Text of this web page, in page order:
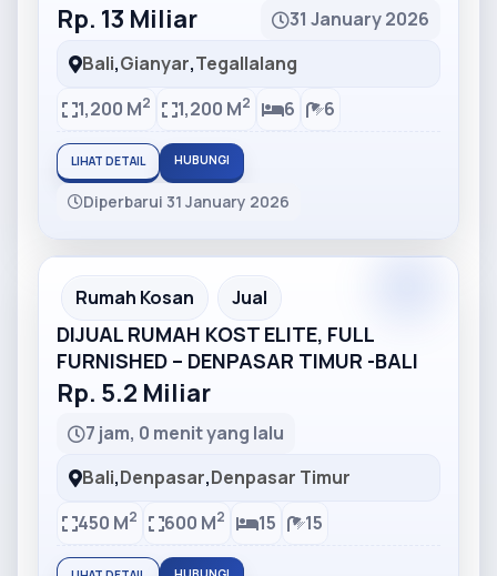
Rp. 13 Miliar
31 January 2026
Bali,Gianyar,Tegallalang
1,200 M2 1,200 M2 6 6
LIHAT DETAIL HUBUNGI
Diperbarui 31 January 2026
Partner Ad
Rumah Kosan Jual
DIJUAL RUMAH KOST ELITE, FULL
FURNISHED – DENPASAR TIMUR -BALI
Rp. 5.2 Miliar
7 jam, 0 menit yang lalu
Bali,Denpasar,Denpasar Timur
450 M2 600 M2 15 15